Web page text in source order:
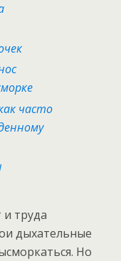
часто
и труда
дыхательные
Но